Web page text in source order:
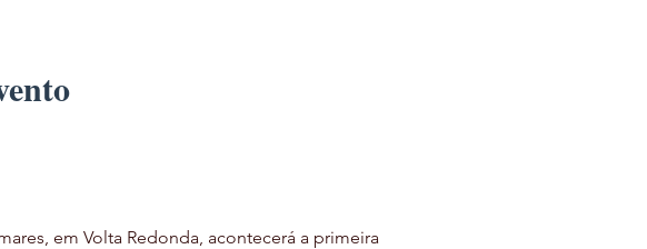
em Volta Redonda, acontecerá a primeira